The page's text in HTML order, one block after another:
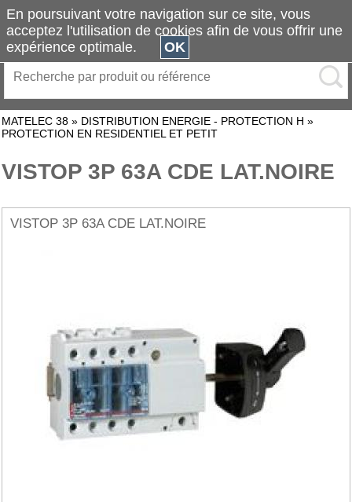
MATELEC 38 » DISTRIBUTION ENERGIE - PROTECTION H »
PROTECTION EN RESIDENTIEL ET PETIT
VISTOP 3P 63A CDE LAT.NOIRE
VISTOP 3P 63A CDE LAT.NOIRE
En poursuivant votre navigation sur ce site, vous
acceptez l'utilisation de cookies afin de vous offrir une
expérience optimale.
OK